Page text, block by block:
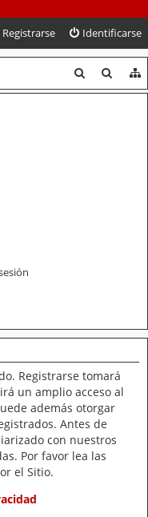
Identificarse
Registrarse
u
u
Registrarse tomará
un amplio acceso al
además otorgar
Antes de
con nuestros
Por favor lea las
el Sitio.